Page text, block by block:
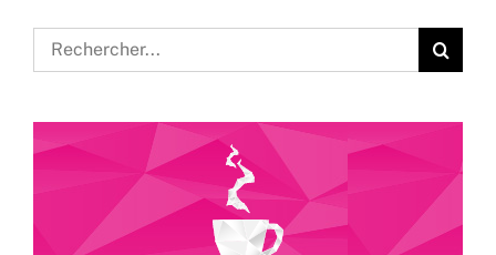
Rechercher: